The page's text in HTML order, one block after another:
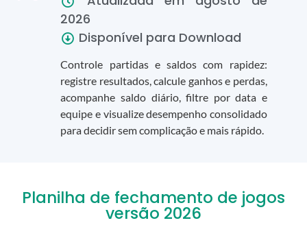
2026
Disponível para Download
Controle partidas e saldos com rapidez:
registre resultados, calcule ganhos e perdas,
acompanhe saldo diário, filtre por data e
equipe e visualize desempenho consolidado
para decidir sem complicação e mais rápido.
Planilha de fechamento de jogos
versão 2026